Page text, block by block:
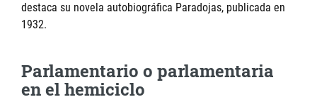
destaca su novela autobiográfica Paradojas, publicada en
1932.
Parlamentario o parlamentaria
en el hemiciclo